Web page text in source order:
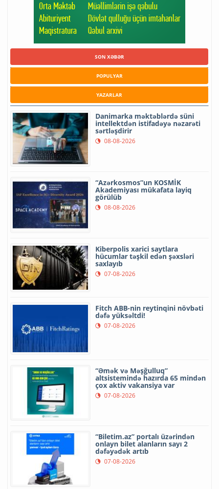
SON XƏBƏR
POPULYAR
YAZARLAR
Danimarka məktəblərdə süni
intellektdən istifadəyə nəzarəti
sərtləşdirir
08-08-2026
“Azərkosmos”un KOSMİK
Akademiyası mükafata layiq
görülüb
08-08-2026
Kiberpolis xarici saytlara
hücumlar təşkil edən şəxsləri
saxlayıb
07-08-2026
Fitch ABB-nin reytinqini növbəti
dəfə yüksəltdi!
07-08-2026
“Əmək və Məşğulluq”
altsistemində hazırda 65 mindən
çox aktiv vakansiya var
07-08-2026
“Biletim.az” portalı üzərindən
onlayn bilet alanların sayı 2
dəfəyədək artıb
07-08-2026